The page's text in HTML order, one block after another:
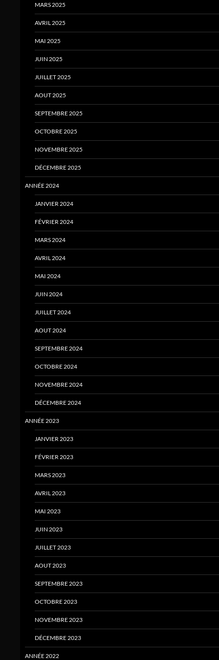
MARS 2025
AVRIL 2025
MAI 2025
JUIN 2025
JUILLET 2025
AOUT 2025
SEPTEMBRE 2025
OCTOBRE 2025
NOVEMBRE 2025
DÉCEMBRE 2025
ANNÉE 2024
JANVIER 2024
FÉVRIER 2024
MARS 2024
AVRIL 2024
MAI 2024
JUIN 2024
JUILLET 2024
AOUT 2024
SEPTEMBRE 2024
OCTOBRE 2024
NOVEMBRE 2024
DÉCEMBRE 2024
ANNÉE 2023
JANVIER 2023
FÉVRIER 2023
MARS 2023
AVRIL 2023
MAI 2023
JUIN 2023
JUILLET 2023
AOUT 2023
SEPTEMBRE 2023
OCTOBRE 2023
NOVEMBRE 2023
DÉCEMBRE 2023
ANNÉE 2022